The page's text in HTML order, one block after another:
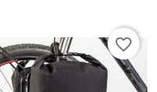
favorite_border